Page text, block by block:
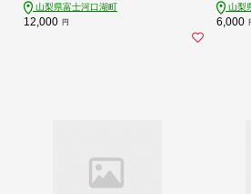
山梨県富士河口湖町
12,000 円
山梨
6,000